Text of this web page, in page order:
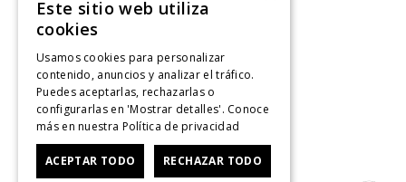
Este sitio web utiliza
cookies
Usamos cookies para personalizar
contenido, anuncios y analizar el tráfico.
Puedes aceptarlas, rechazarlas o
configurarlas en 'Mostrar detalles'. Conoce
más en nuestra Política de privacidad
ACEPTAR TODO RECHAZAR TODO